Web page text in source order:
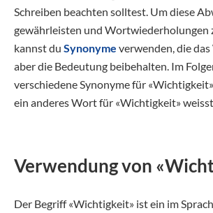
Schreiben beachten solltest. Um diese
gewährleisten und Wortwiederholungen
kannst du Synonyme verwenden, die
aber die Bedeutung beibehalten. Im
verschiedene Synonyme für
ein anderes Wort für «Wichtigkeit»
Verwendung von
Der Begriff «Wichtigkeit» ist ein im